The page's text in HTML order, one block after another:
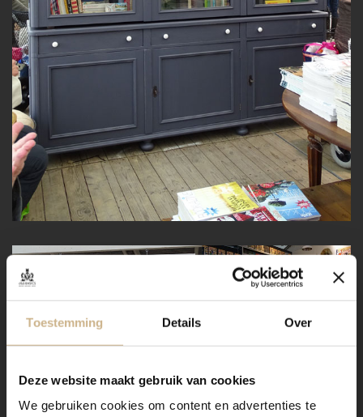
Toestemming Details Over
Deze website maakt gebruik van cookies
We gebruiken cookies om content en advertenties te